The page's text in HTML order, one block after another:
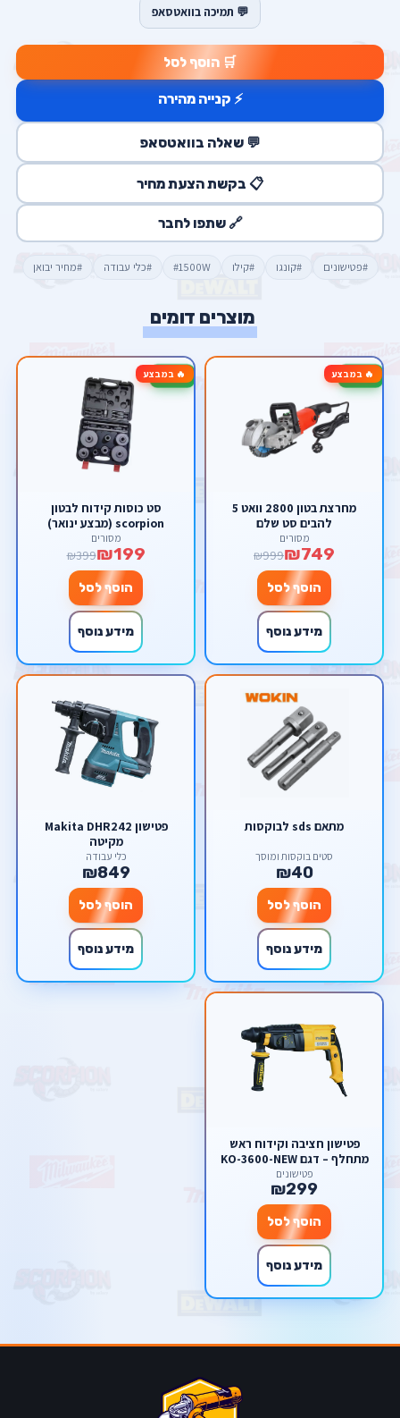
💬 תמיכה בוואטסאפ
🛒 הוסף לסל
⚡ קנייה מהירה
💬 שאלה בוואטסאפ
📋 בקשת הצעת מחיר
🔗 שתפו לחבר
#פטישונים #קונגו #קילו #1500W #כלי עבודה #מחיר יבואן
מוצרים דומים
🔥 במבצע-25%
מחרצת בטון 2800 וואט 5
להבים סט שלם
מסורים
₪749
₪999
הוסף לסל
מידע נוסף
🔥 במבצע-50%
סט כוסות קידוח לבטון
scorpion (מבצע ינואר)
מסורים
₪199
₪399
הוסף לסל
מידע נוסף
מתאם sds לבוקסות
סטים בוקסות ומוסך
₪40
הוסף לסל
מידע נוסף
פטישון Makita DHR242
מקיטה
כלי עבודה
₪849
הוסף לסל
מידע נוסף
פטישון חציבה וקידוח ראש
מתחלף – דגם KO-3600-NEW
מבית STAINHELפטישונים
₪299
הוסף לסל
מידע נוסף